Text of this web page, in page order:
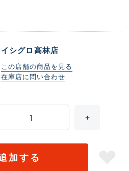
イシグロ高林店
この店舗の商品を見る
在庫店に問い合わせ
加する